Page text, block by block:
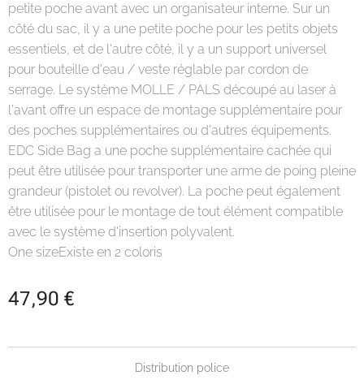
petite poche avant avec un organisateur interne. Sur un
côté du sac, il y a une petite poche pour les petits objets
essentiels, et de l'autre côté, il y a un support universel
pour bouteille d'eau / veste réglable par cordon de
serrage. Le système MOLLE / PALS découpé au laser à
l'avant offre un espace de montage supplémentaire pour
des poches supplémentaires ou d'autres équipements.
EDC Side Bag a une poche supplémentaire cachée qui
peut être utilisée pour transporter une arme de poing pleine
grandeur (pistolet ou revolver). La poche peut également
être utilisée pour le montage de tout élément compatible
avec le système d'insertion polyvalent.
One sizeExiste en 2 coloris
47,90 €
Distribution police